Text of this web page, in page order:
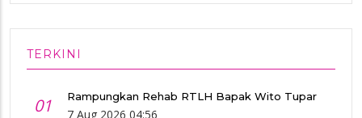
TERKINI
01 Rampungkan Rehab RTLH Bapak Wito Tupar
7 Aug 2026 04:56